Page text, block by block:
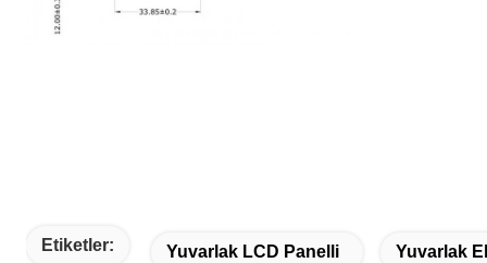
Etiketler: Yuvarlak LCD Panelli Yuvarlak